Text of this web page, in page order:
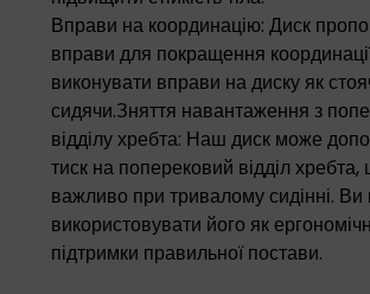
Вправи на координацію: Диск
вправи для покращення
виконувати вправи на диску як
сидячи.Зняття навантаження з
відділу хребта: Наш диск може
тиск на поперековий відділ
важливо при тривалому сидінні.
використовувати його як
підтримки правильної постави.